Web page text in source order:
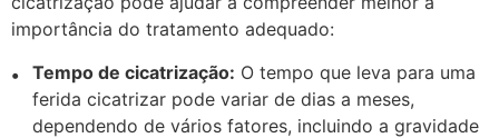
importância do tratamento adequado:
Tempo de cicatrização: O tempo que leva para uma
ferida cicatrizar pode variar de dias a meses,
dependendo de vários fatores, incluindo a gravidade